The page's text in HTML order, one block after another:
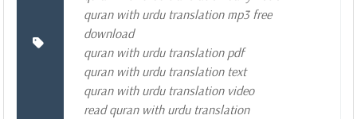
quran with urdu translation mp3 free
download
quran with urdu translation pdf
quran with urdu translation text
quran with urdu translation video
read quran with urdu translation